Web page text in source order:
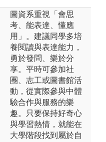
圖資系重視「會思
考、能表達、懂應
用」。建議同學多培
養閱讀與表達能力，
勇於發問、樂於分
享。平時可參加社
團、志工或圖書館活
動，從實際參與中體
驗合作與服務的樂
趣。只要保持好奇心
與學習熱情，就能在
大學階段找到屬於自